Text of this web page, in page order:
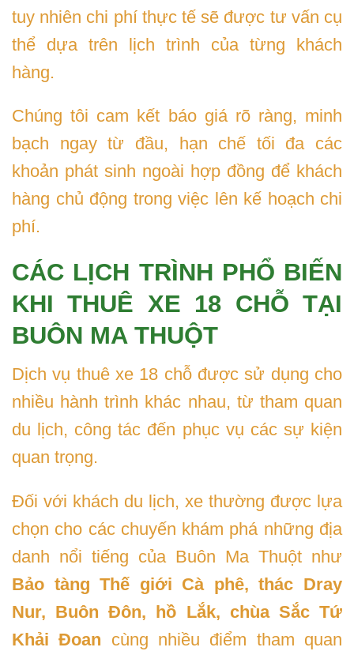
tuy nhiên chi phí thực tế sẽ được tư vấn cụ
thể dựa trên lịch trình của từng khách
hàng.
Chúng tôi cam kết báo giá rõ ràng, minh
bạch ngay từ đầu, hạn chế tối đa các
khoản phát sinh ngoài hợp đồng để khách
hàng chủ động trong việc lên kế hoạch chi
phí.
CÁC LỊCH TRÌNH PHỔ BIẾN
KHI THUÊ XE 18 CHỖ TẠI
BUÔN MA THUỘT
Dịch vụ thuê xe 18 chỗ được sử dụng cho
nhiều hành trình khác nhau, từ tham quan
du lịch, công tác đến phục vụ các sự kiện
quan trọng.
Đối với khách du lịch, xe thường được lựa
chọn cho các chuyến khám phá những địa
danh nổi tiếng của Buôn Ma Thuột như
Bảo tàng Thế giới Cà phê, thác Dray
Nur, Buôn Đôn, hồ Lắk, chùa Sắc Tứ
Khải Đoan cùng nhiều điểm tham quan